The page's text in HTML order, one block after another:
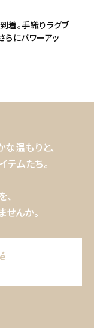
着。手織りラグブ
にパワーアッ
温もりと、
テムたち。
んか。